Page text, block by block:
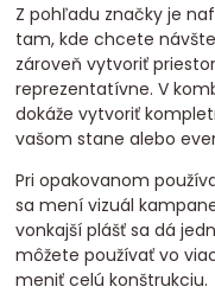
Z pohľadu značky je
tam, kde chcete
zároveň vytvoriť
reprezentatívne. V
dokáže vytvoriť
vašom stane alebo
Pri opakovanom
sa mení vizuál
vonkajší plášť sa dá
môžete používať vo
meniť celú konštrukciu.